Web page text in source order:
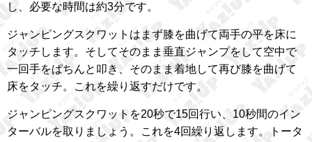
し、必要な時間は約3分です。
ジャンピングスクワットはまず膝を曲げて両手の平を床に
タッチします。そしてそのまま垂直ジャンプをして空中で
一回手をぱちんと叩き、そのまま着地して再び膝を曲げて
床をタッチ。これを繰り返すだけです。
ジャンピングスクワットを20秒で15回行い、10秒間のイン
ターバルを取りましょう。これを4回繰り返します。トータ